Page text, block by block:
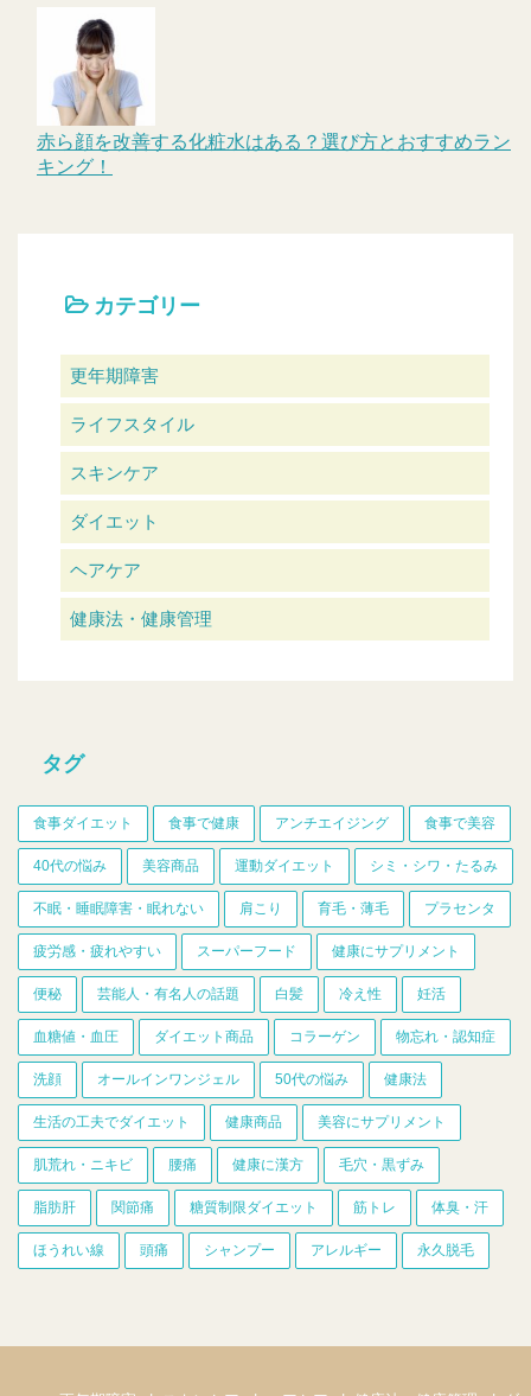
赤ら顔を改善する化粧水はある？選び方とおすすめラン
キング！
カテゴリー
更年期障害
ライフスタイル
スキンケア
ダイエット
ヘアケア
健康法・健康管理
タグ
食事ダイエット 食事で健康 アンチエイジング 食事で美容
40代の悩み 美容商品 運動ダイエット シミ・シワ・たるみ
不眠・睡眠障害・眠れない 肩こり 育毛・薄毛 プラセンタ
疲労感・疲れやすい スーパーフード 健康にサプリメント
便秘 芸能人・有名人の話題 白髪 冷え性 妊活
血糖値・血圧 ダイエット商品 コラーゲン 物忘れ・認知症
洗顔 オールインワンジェル 50代の悩み 健康法
生活の工夫でダイエット 健康商品 美容にサプリメント
肌荒れ・ニキビ 腰痛 健康に漢方 毛穴・黒ずみ
脂肪肝 関節痛 糖質制限ダイエット 筋トレ 体臭・汗
ほうれい線 頭痛 シャンプー アレルギー 永久脱毛